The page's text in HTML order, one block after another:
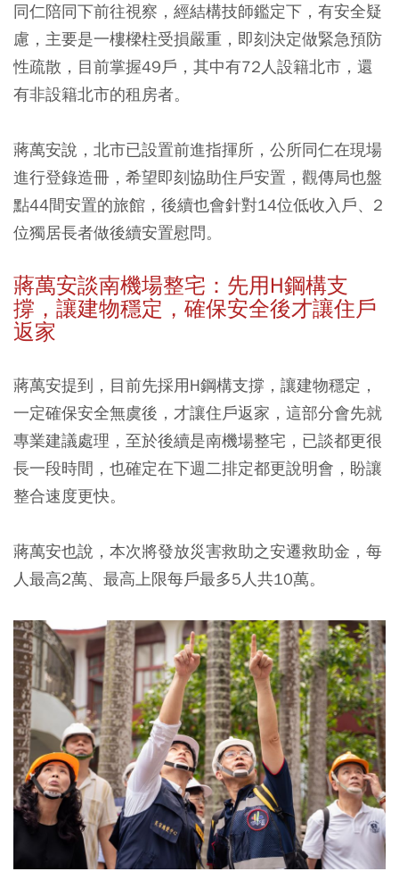
同仁陪同下前往視察，經結構技師鑑定下，有安全疑
慮，主要是一樓樑柱受損嚴重，即刻決定做緊急預防
性疏散，目前掌握49戶，其中有72人設籍北市，還
有非設籍北市的租房者。
蔣萬安說，北市已設置前進指揮所，公所同仁在現場
進行登錄造冊，希望即刻協助住戶安置，觀傳局也盤
點44間安置的旅館，後續也會針對14位低收入戶、2
位獨居長者做後續安置慰問。
蔣萬安談南機場整宅：先用H鋼構支
撐，讓建物穩定，確保安全後才讓住戶
返家
蔣萬安提到，目前先採用H鋼構支撐，讓建物穩定，
一定確保安全無虞後，才讓住戶返家，這部分會先就
專業建議處理，至於後續是南機場整宅，已談都更很
長一段時間，也確定在下週二排定都更說明會，盼讓
整合速度更快。
蔣萬安也說，本次將發放災害救助之安遷救助金，每
人最高2萬、最高上限每戶最多5人共10萬。